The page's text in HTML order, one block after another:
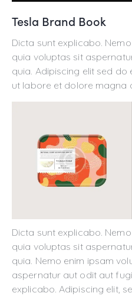
Tesla Brand Book
Dicta sunt explicabo.
quia voluptas sit
quia. Adipiscing elit sed
ut labore et dolore magna
Dicta sunt explicabo.
quia voluptas sit
quia. Nemo enim ipsam
aspernatur aut odit aut
explicabo. Adipiscing elit,